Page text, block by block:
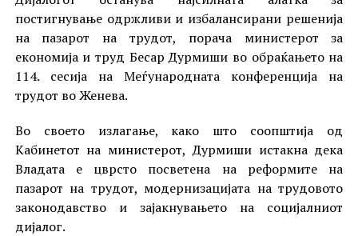
постигнување одржливи и избалансирани решенија
на пазарот на трудот, порача министерот за
економија и труд Бесар Дурмиши во обраќањето на
114. сесија на Меѓународната конференција на
трудот во Женева.
Во своето излагање, како што соопштија од
Кабинетот на министерот, Дурмиши истакна дека
Владата е цврсто посветена на реформите на
пазарот на трудот, модернизацијата на трудовото
законодавство и зајакнувањето на социјалниот
дијалог.